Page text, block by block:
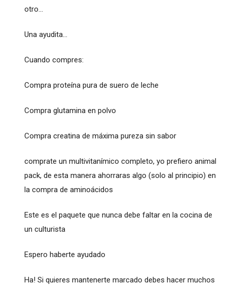
otro...
Una ayudita...
Cuando compres:
Compra proteína pura de suero de leche
Compra glutamina en polvo
Compra creatina de máxima pureza sin sabor
comprate un multivitanímico completo, yo prefiero animal
pack, de esta manera ahorraras algo (solo al principio) en
la compra de aminoácidos
Este es el paquete que nunca debe faltar en la cocina de
un culturista
Espero haberte ayudado
Ha! Si quieres mantenerte marcado debes hacer muchos